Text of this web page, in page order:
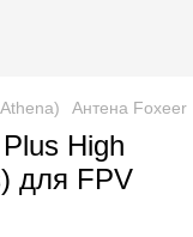
Антена Foxeer
High
для FPV